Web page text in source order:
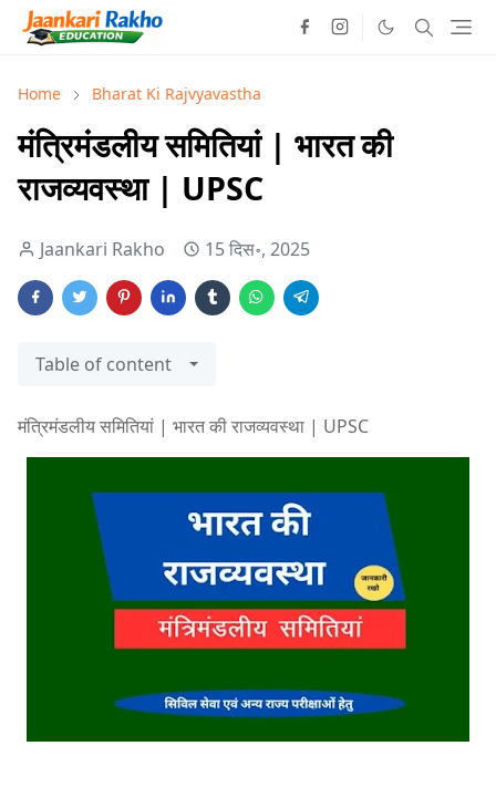
Home Bharat Ki Rajvyavastha
मंत्रिमंडलीय समितियां | भारत की
राजव्यवस्था | UPSC
Jaankari Rakho 15 दिस॰, 2025
Table of content
मंत्रिमंडलीय समितियां | भारत की राजव्यवस्था | UPSC